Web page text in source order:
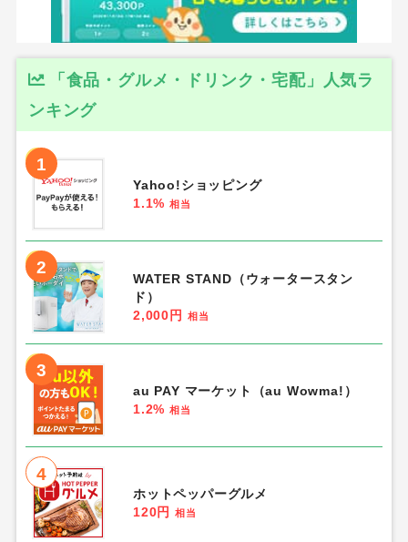
「食品・グルメ・ドリンク・宅配」人気ラ
ンキング
1
Yahoo!ショッピング
1.1% 相当
2
WATER STAND（ウォータースタン
ド）
2,000円
相当
3
au PAY マーケット（au Wowma!）
1.2% 相当
4
ホットペッパーグルメ
120円
相当